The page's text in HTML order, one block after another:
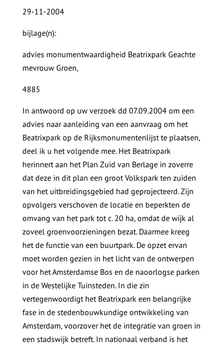
29-11-2004
bijlage(n):
advies monumentwaardigheid Beatrixpark Geachte
mevrouw Groen,
4885
In antwoord op uw verzoek dd 07.09.2004 om een
advies naar aanleiding van een aanvraag om het
Beatrixpark op de Rijksmonumentenlijst te plaatsen,
deel ik u het volgende mee. Het Beatrixpark
herinnert aan het Plan Zuid van Berlage in zoverre
dat deze in dit plan een groot Volkspark ten zuiden
van het uitbreidingsgebied had geprojecteerd. Zijn
opvolgers verschoven de locatie en beperkten de
omvang van het park tot c. 20 ha, omdat de wijk al
zoveel groenvoorzieningen bezat. Daarmee kreeg
het de functie van een buurtpark. De opzet ervan
moet worden gezien in het licht van de ontwerpen
voor het Amsterdamse Bos en de naoorlogse parken
in de Westelijke Tuinsteden. In die zin
vertegenwoordigt het Beatrixpark een belangrijke
fase in de stedenbouwkundige ontwikkeling van
Amsterdam, voorzover het de integratie van groen in
een stadswijk betreft. In nationaal verband is het